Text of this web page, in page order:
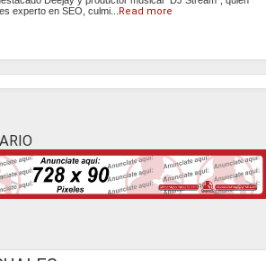
experto en SEO, culmi...
Read more